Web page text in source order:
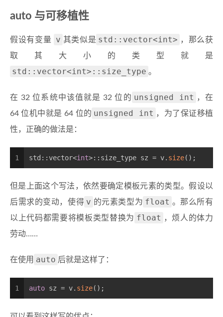
auto 与可移植性
假设有变量 v 其类似是 std::vector<int> ，那么获
取其大小的类型就是
std::vector<int>::size_type 。
在 32 位系统中该值就是 32 位的 unsigned int ，在
64 位机中就是 64 位的 unsigned int ，为了保证移植
性，正确的做法是：
1 std::vector<int>::size_type sz = v. size();
但是上面这个写法，依然要确定模板元素的类型。假设以
后需求的变动，使得 v 的元素类型为 float 。那么所有
以上代码都需要将模板类型替换为 float ，烦人的体力
劳动……
在使用 auto 后就是这样了：
1 auto sz = v. size();